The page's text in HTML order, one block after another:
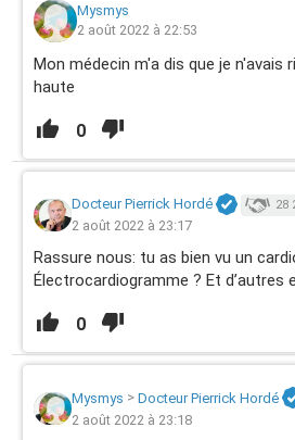
Mysmys
2 août 2022 à 22:53
Mon médecin m'a dis que je n'avais
haute
0
Docteur Pierrick Hordé 28
2 août 2022 à 23:17
Rassure nous: tu as bien vu un
Électrocardiogramme ? Et d’autres
0
Mysmys > Docteur Pierrick Hordé
2 août 2022 à 23:18